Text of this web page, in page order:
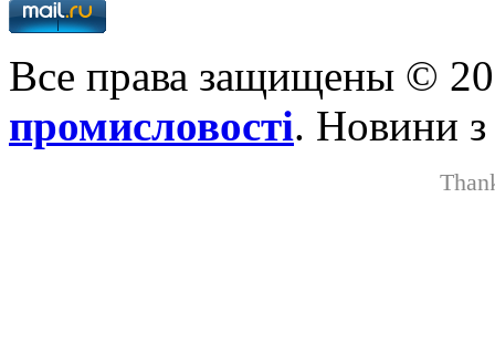
Все права защищены ©
промисловості. Новини з